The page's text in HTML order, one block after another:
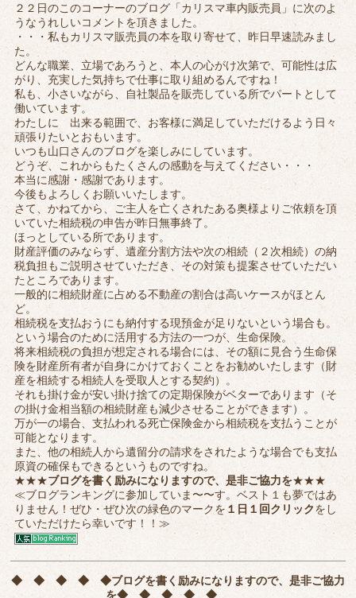
２２日のこのコーナーのブログ「カリスマ車内販売員」に次のよ
うなうれしいコメントを頂きました。
・・・私もカリスマ販売員の本を取り寄せて、昨日早速読みまし
た。
どんな職業、立場であろうと、本人の心がけ次第で、可能性は広
がり、充実した気持ちで仕事に取り組めるんですね！
私も、小さいながら、自社製品を販売している所でパートとして
働いています。
わたしに 出来る範囲で、お客様に満足していただけるよう日々
頑張りたいとおもいます。
いつも山口さんのブログを楽しみにしています。
どうぞ、これからもたくさんの感動を与えてください・・・
本当に感謝・感謝であります。
今後もよろしくお願いいたします。
さて、かねてから、ご主人を亡くされたある奥様よりご依頼を頂
いていた相続税の申告が昨日無事終了。
ほっとしている所であります。
財産評価のみならず、遺産分割方法や次の相続（２次相続）の納
税負担もご説明させていただき、その対策も提案させていただい
たところであります。
一般的に相続財産に占める不動産の割合は高いケースがほとん
ど。
相続税を支払おうにも納付する現預金が足りないという場合も。
という場合のために活用する方法の一つが、生命保険。
将来相続税の負担が想定される場合には、その額に見合う生命保
険を財産所有者が自身にかけておくことをお勧めいたします（財
産を相続する相続人を受取人とする契約）。
それも掛け金が安い掛け捨ての定期保険がベターであります（そ
の掛け金相当額の相続財産も減少させることができます）。
万が一の場合、支払われる死亡保険金から相続税を支払うことが
可能となります。
また、他の相続人から遺留分の請求をされたような場合でも支払
原資の確保もできるというものですね。
★★★ブログを書く励みになりますので、是非ご協力を★★★
≪ブログランキングに参加していま〜〜す。ベスト１も夢ではあ
りません！ぜひ・ぜひ次の緑色のマークを１日１回クリックをし
ていただけたら幸いです！！≫
◆ ◆ ◆ ◆ ◆ブログを書く励みになりますので、是非ご協力
を◆ ◆ ◆ ◆ ◆